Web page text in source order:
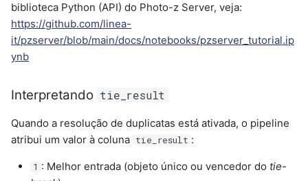
biblioteca Python (API) do Photo-z Server, veja:
https://github.com/linea-
it/pzserver/blob/main/docs/notebooks/pzserver_tutorial.ip
ynb
Interpretando tie_result
Quando a resolução de duplicatas está ativada, o pipeline
atribui um valor à coluna tie_result :
1 : Melhor entrada (objeto único ou vencedor do tie-